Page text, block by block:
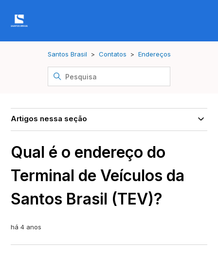
Santos Brasil Contatos Endereços
Artigos nessa seção
Qual é o endereço do
Terminal de Veículos da
Santos Brasil (TEV)?
há 4 anos